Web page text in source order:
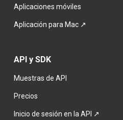
Aplicaciones móviles
Aplicación para Mac ↗
API y SDK
Muestras de API
Precios
Inicio de sesión en la API ↗